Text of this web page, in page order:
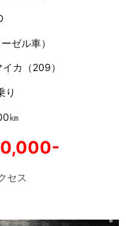
ゼル車）
カ（209）
り
㎞
セス